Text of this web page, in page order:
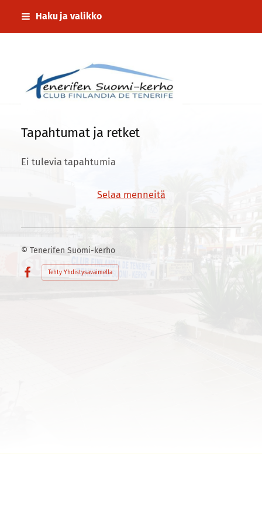
Siirry
sivun
Haku ja valikko
Tenerifen Suomi-kerho
Tapahtumat ja retket
Ei tulevia tapahtumia
Selaa menneitä
© Tenerifen Suomi-kerho
Facebook
Tehty Yhdistysavaimella